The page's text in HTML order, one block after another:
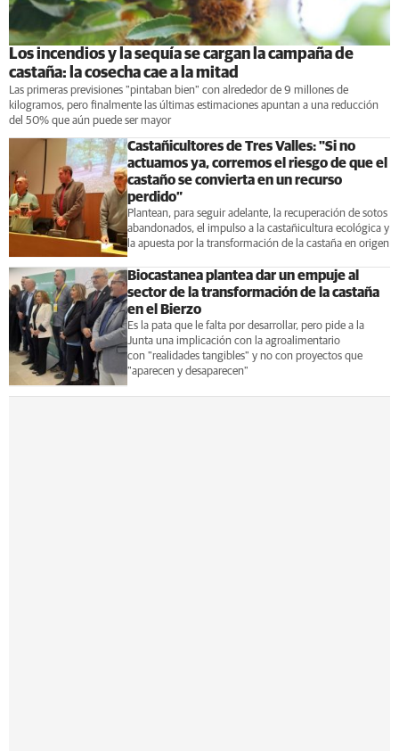
Los incendios y la sequía se cargan la campaña de
castaña: la cosecha cae a la mitad
Las primeras previsiones "pintaban bien" con alrededor de 9 millones de
kilogramos, pero finalmente las últimas estimaciones apuntan a una reducción
del 50% que aún puede ser mayor
Castañicultores de Tres Valles: "Si no
actuamos ya, corremos el riesgo de que el
castaño se convierta en un recurso
perdido”
Plantean, para seguir adelante, la recuperación de sotos
abandonados, el impulso a la castañicultura ecológica y
la apuesta por la transformación de la castaña en origen
Biocastanea plantea dar un empuje al
sector de la transformación de la castaña
en el Bierzo
Es la pata que le falta por desarrollar, pero pide a la
Junta una implicación con la agroalimentario
con "realidades tangibles" y no con proyectos que
"aparecen y desaparecen"